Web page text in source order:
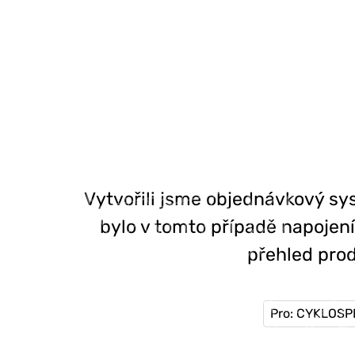
Vytvořili jsme objednávkový
bylo v tomto případě
přehled
Pro: